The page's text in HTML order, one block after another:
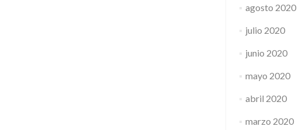
agosto 2020
julio 2020
junio 2020
mayo 2020
abril 2020
marzo 2020